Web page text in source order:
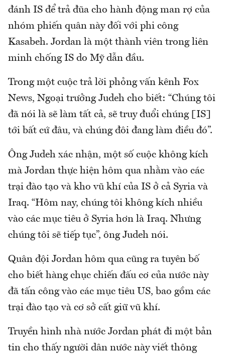
đánh IS để trả đũa cho hành động man rợ của
nhóm phiến quân này đối với phi công
Kasabeh. Jordan là một thành viên trong liên
minh chống IS do Mỹ dẫn đầu.
Trong một cuộc trả lời phỏng vấn kênh Fox
News, Ngoại trưởng Judeh cho biết: “Chúng tôi
đã nói là sẽ làm tất cả, sẽ truy đuổi chúng [IS]
tới bất cứ đâu, và chúng đôi đang làm điều đó”.
Ông Judeh xác nhận, một số cuộc không kích
mà Jordan thực hiện hôm qua nhằm vào các
trại đào tạo và kho vũ khí của IS ở cả Syria và
Iraq. “Hôm nay, chúng tôi không kích nhiều
vào các mục tiêu ở Syria hơn là Iraq. Nhưng
chúng tôi sẽ tiếp tục”, ông Judeh nói.
Quân đội Jordan hôm qua cũng ra tuyên bố
cho biết hàng chục chiến đấu cơ của nước này
đã tấn công vào các mục tiêu US, bao gồm các
trại đào tạo và cơ sở cất giữ vũ khí.
Truyền hình nhà nước Jordan phát đi một bản
tin cho thấy người dân nước này viết thông